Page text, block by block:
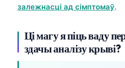
залежнасці ад сімптомаў.
Ці магу я піць ваду
здачы аналізу крыві?